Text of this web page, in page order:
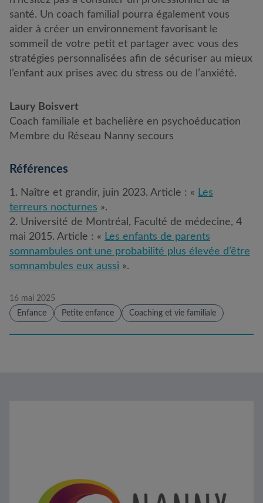
santé. Un coach familial pourra également vous
aider à créer un environnement favorisant le
sommeil de votre petit et partager avec vous des
stratégies personnalisées afin de sécuriser au mieux
l’enfant aux prises avec du stress ou de l’anxiété.
Laury Boisvert
Coach familiale et bachelière en psychoéducation
Membre du Réseau Nanny secours
Références
1. Naître et grandir, juin 2023. Article : « Les
terreurs nocturnes ».
2. Université de Montréal, Faculté de médecine, 4
mai 2015. Article : « Les enfants de parents
somnambules ont une probabilité plus élevée d’être
somnambules eux aussi ».
16 mai 2025
Enfance
Petite enfance Coaching et vie familiale